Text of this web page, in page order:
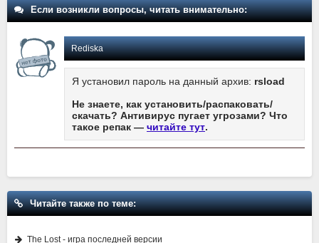
Если возникли вопросы, читать внимательно:
Rediska
Я установил пароль на данный архив: rsload
Не знаете, как установить/распаковать/
скачать? Антивирус пугает угрозами? Что
такое репак — читайте тут.
Читайте также по теме:
The Lost - игра последней версии